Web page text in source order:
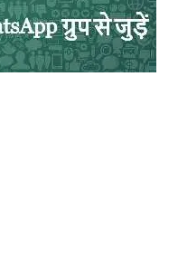
रहा था। कुछ माह
भ्रमण के लिए